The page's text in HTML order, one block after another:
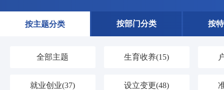
按主题分类 按部门分类 按
全部主题 生育收养(15)
就业创业(37) 设立变更(48)